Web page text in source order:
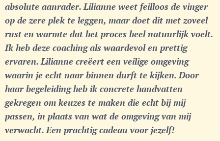
absolute aanrader. Lilianne weet feilloos de vinger
op de zere plek te leggen, maar doet dit met zoveel
rust en warmte dat het proces heel natuurlijk voelt.
Ik heb deze coaching als waardevol en prettig
ervaren. Lilianne creëert een veilige omgeving
waarin je echt naar binnen durft te kijken. Door
haar begeleiding heb ik concrete handvatten
gekregen om keuzes te maken die echt bij mij
passen, in plaats van wat de omgeving van mij
verwacht. Een prachtig cadeau voor jezelf!